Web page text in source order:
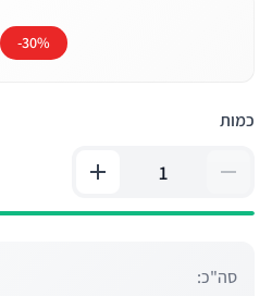
-30%
כמות
סה"כ: